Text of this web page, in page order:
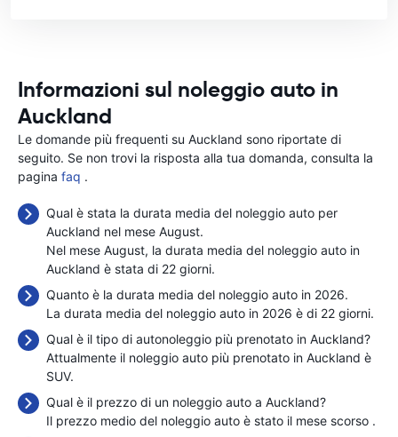
Informazioni sul noleggio auto in
Auckland
Le domande più frequenti su Auckland sono riportate di
seguito. Se non trovi la risposta alla tua domanda, consulta la
pagina faq .
Qual è stata la durata media del noleggio auto per
Auckland nel mese August.
Nel mese August, la durata media del noleggio auto in
Auckland è stata di 22 giorni.
Quanto è la durata media del noleggio auto in 2026.
La durata media del noleggio auto in 2026 è di 22 giorni.
Qual è il tipo di autonoleggio più prenotato in Auckland?
Attualmente il noleggio auto più prenotato in Auckland è
SUV.
Qual è il prezzo di un noleggio auto a Auckland?
Il prezzo medio del noleggio auto è stato il mese scorso .